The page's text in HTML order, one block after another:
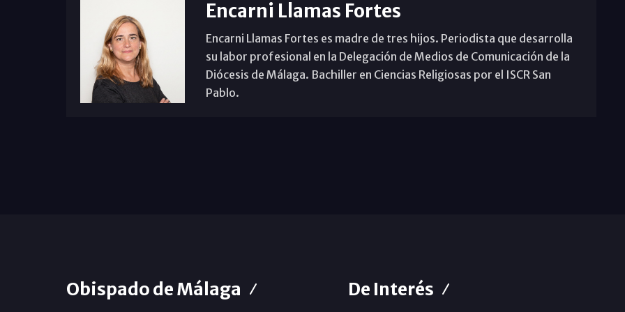
Encarni Llamas Fortes
Encarni Llamas Fortes es madre de tres hijos. Periodista que desarrolla
su labor profesional en la Delegación de Medios de Comunicación de la
Diócesis de Málaga. Bachiller en Ciencias Religiosas por el ISCR San
Pablo.
Obispado de Málaga De Interés